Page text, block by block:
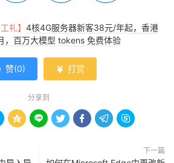
礼】 4核4G服务器新客38元/年起，香港
，百万大模型 tokens 免费体验
赞(0)  打赏
分享到
     
下一篇